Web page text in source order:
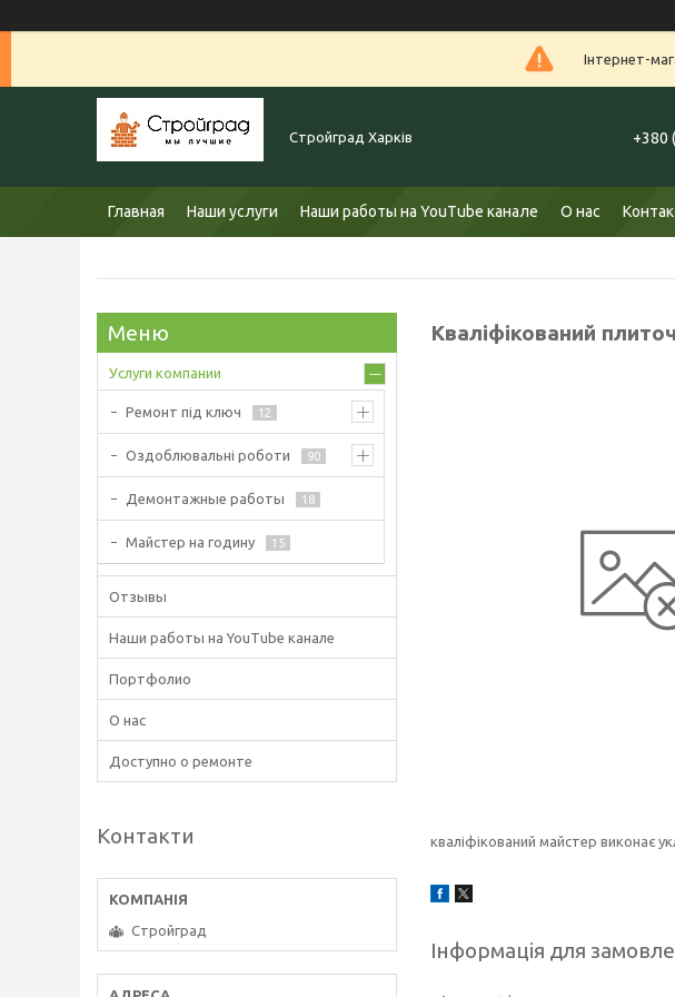
Інтернет-
Стройград Харків +380
Главная Наши услуги Наши работы на YouTube канале О нас
Кваліфікований
кваліфікований майстер виконає
Інформація для
Услуги компании
Ремонт під ключ 12
Оздоблювальні роботи 90
Демонтажные работы 18
Майстер на годину 15
Отзывы
Наши работы на YouTube канале
Портфолио
О нас
Доступно о ремонте
Контакти
Стройград